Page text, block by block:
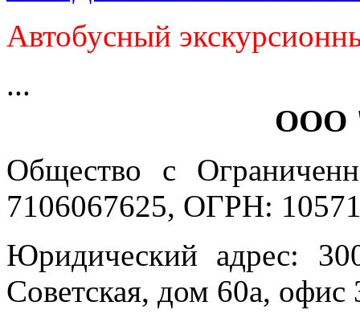
Автобусный
...
ООО
Общество с
7106067625, ОГРН:
Юридический адрес:
Советская, дом 60а, офис